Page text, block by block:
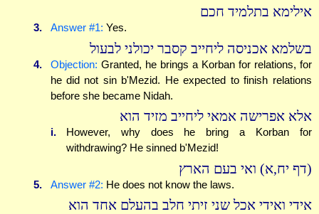
אילימא בתלמיד חכם
3. Answer #1: Yes.
בשלמא אכניסה ליחייב קסבר יכולני לבעול
4. Objection: Granted, he brings a Korban for relations, for
he did not sin b'Mezid. He expected to finish relations
before she became Nidah.
אלא אפרישה אמאי ליחייב מזיד הוא
i.
However, why does he bring a Korban for
withdrawing? He sinned b'Mezid!
(דף יח,א) ואי בעם הארץ
5. Answer #2: He does not know the laws.
אידי ואידי אכל שני זיתי חלב בהעלם אחד הוא